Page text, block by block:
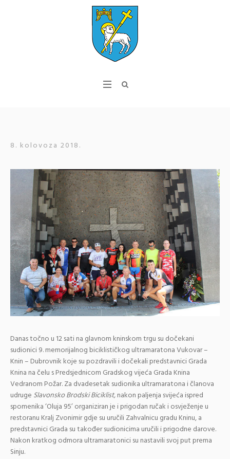
8. kolovoza 2018.
Danas točno u 12 sati na glavnom kninskom trgu su dočekani
sudionici 9. memorijalnog biciklističkog ultramaratona Vukovar –
Knin – Dubrovnik koje su pozdravili i dočekali predstavnici Grada
Knina na čelu s Predsjednicom Gradskog vijeća Grada Knina
Vedranom Požar. Za dvadesetak sudionika ultramaratona i članova
udruge Slavonsko Brodski Biciklist,nakon paljenja svijeća ispred
spomenika ‘Oluja 95’ organiziran je i prigodan ručak i osvježenje u
restoranu Kralj Zvonimir gdje su uručili Zahvalnicu gradu Kninu, a
predstavnici Grada su također sudionicima uručili i prigodne darove.
Nakon kratkog odmora ultramaratonici su nastavili svoj put prema
Sinju.